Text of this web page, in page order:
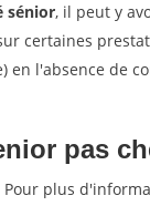
sénior, il peut y
certaines
en l'absence de
pas
Pour plus